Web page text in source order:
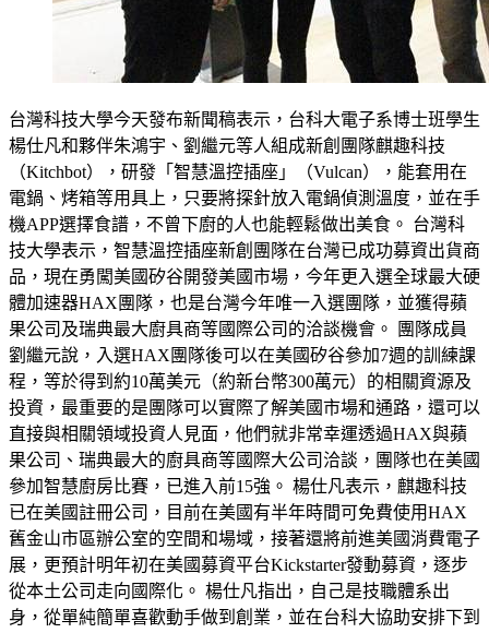
台灣科技大學今天發布新聞稿表示，台科大電子系博士班學生
楊仕凡和夥伴朱鴻宇、劉繼元等人組成新創團隊麒趣科技
（Kitchbot），研發「智慧溫控插座」（Vulcan），能套用在
電鍋、烤箱等用具上，只要將探針放入電鍋偵測溫度，並在手
機APP選擇食譜，不曾下廚的人也能輕鬆做出美食。 台灣科
技大學表示，智慧溫控插座新創團隊在台灣已成功募資出貨商
品，現在勇闖美國矽谷開發美國市場，今年更入選全球最大硬
體加速器HAX團隊，也是台灣今年唯一入選團隊，並獲得蘋
果公司及瑞典最大廚具商等國際公司的洽談機會。 團隊成員
劉繼元說，入選HAX團隊後可以在美國矽谷參加7週的訓練課
程，等於得到約10萬美元（約新台幣300萬元）的相關資源及
投資，最重要的是團隊可以實際了解美國市場和通路，還可以
直接與相關領域投資人見面，他們就非常幸運透過HAX與蘋
果公司、瑞典最大的廚具商等國際大公司洽談，團隊也在美國
參加智慧廚房比賽，已進入前15強。 楊仕凡表示，麒趣科技
已在美國註冊公司，目前在美國有半年時間可免費使用HAX
舊金山市區辦公室的空間和場域，接著還將前進美國消費電子
展，更預計明年初在美國募資平台Kickstarter發動募資，逐步
從本土公司走向國際化。 楊仕凡指出，自己是技職體系出
身，從單純簡單喜歡動手做到創業，並在台科大協助安排下到